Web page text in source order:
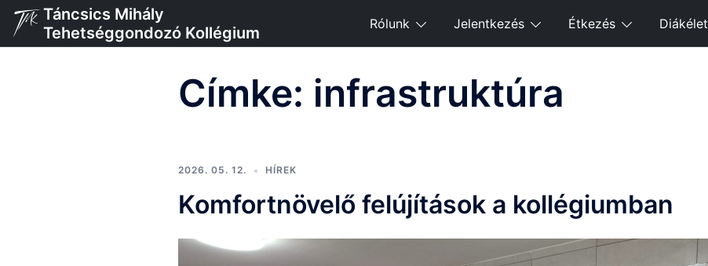
Skip
content
Táncsics Mihály
Tehetséggondozó Kollégium
Rólunk Jelentkezés Étkezés Diákélet
Címke: infrastruktúra
2026. 05. 12. HÍREK
Komfortnövelő felújítások a kollégiumban